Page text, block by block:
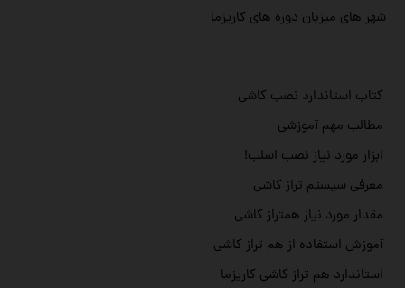
شهر های میزبان دوره های کاریزما
کتاب استاندارد نصب کاشی
مطالب مهم آموزشی
ابزار مورد نیاز نصب اسلب!
معرفی سیستم تراز کاشی
مقدار مورد نیاز همتراز کاشی
آموزش استفاده از هم تراز کاشی
استاندارد هم تراز کاشی کاریزما